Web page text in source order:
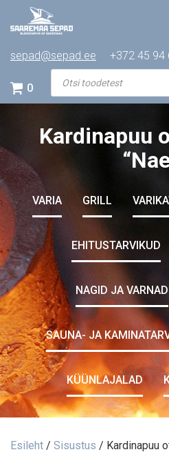
sepad@sepad.ee +372 45 94
Products
search
0
Kardinapuu
VARIA GRILL
EHITUSTARVIKUD
NAGID JA VARNAD
SAUNA- JA
KÜÜNLAJALAD
Esileht / Sisustus / Kardinapuu